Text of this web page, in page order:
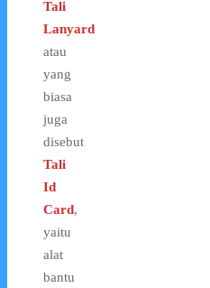
Tali
Lanyard
atau
yang
biasa
juga
disebut
Tali
Id
Card,
yaitu
alat
bantu